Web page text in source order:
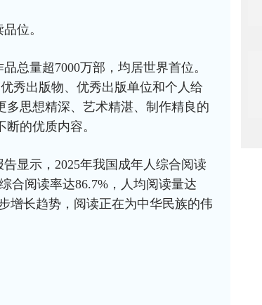
位。
总量超7000万部，均居世界首位。
秀出版物、优秀出版单位和个人给
思想精深、艺术精湛、制作精良的
的优质内容。
显示，2025年我国成年人综合阅读
合阅读率达86.7%，人均阅读量达
增长趋势，阅读正在为中华民族的伟